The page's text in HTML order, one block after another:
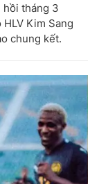
hồi tháng 3
Kim Sang
chung kết.